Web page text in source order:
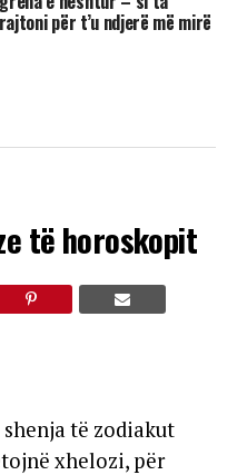
për t’u ndjerë më mirë
të horoskopit
të zodiakut
xhelozi, për